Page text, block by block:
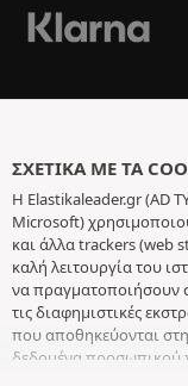
ΣΧΕΤΙΚΆ ΜΕ ΤΑ
Η Elastikaleader.gr (AD
Microsoft)
και άλλα trackers (web
καλή λειτουργία του
να πραγματοποιήσουν
τις διαφημιστικές
που αποθηκεύονται
δεδομένα προσωπικού